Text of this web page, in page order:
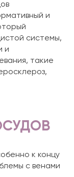
и
системы,
и
такие
к концу
с венами